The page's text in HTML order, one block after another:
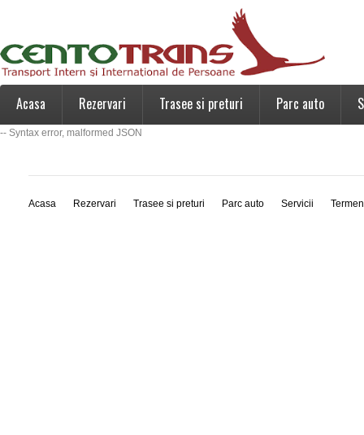
Acasa Rezervari Trasee si preturi Parc auto
-- Syntax error, malformed JSON
Acasa Rezervari Trasee si preturi Parc auto Servicii